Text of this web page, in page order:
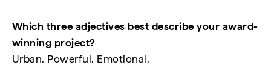
Which three adjectives best describe your award-
winning project?
Urban. Powerful. Emotional.